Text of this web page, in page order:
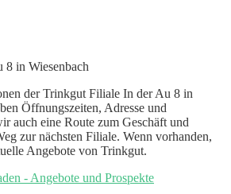
in Wiesenbach
der Trinkgut Filiale In der Au 8 in
Öffnungszeiten, Adresse und
auch eine Route zum Geschäft und
zur nächsten Filiale. Wenn vorhanden,
Angebote von Trinkgut.
- Angebote und Prospekte